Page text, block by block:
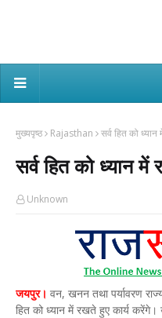
मुख्यपृष्ठ Rajasthan सर्व हित को
सर्व हित को ध्यान
Unknown
जयपुर। वन, खनन तथा पर्यावरण
हित को ध्यान में रखते हुए कार्य करेंगे।